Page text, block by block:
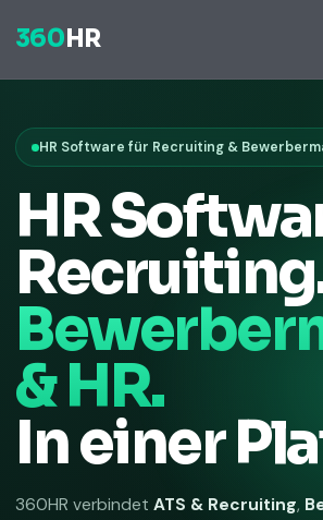
360 HR
HR Software für Recruiting &
HR
& HR.
In einer
360HR verbindet ATS & Recruiting,